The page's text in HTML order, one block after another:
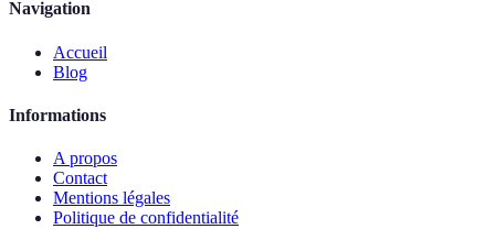
Navigation
Accueil
Blog
Informations
A propos
Contact
Mentions légales
Politique de confidentialité